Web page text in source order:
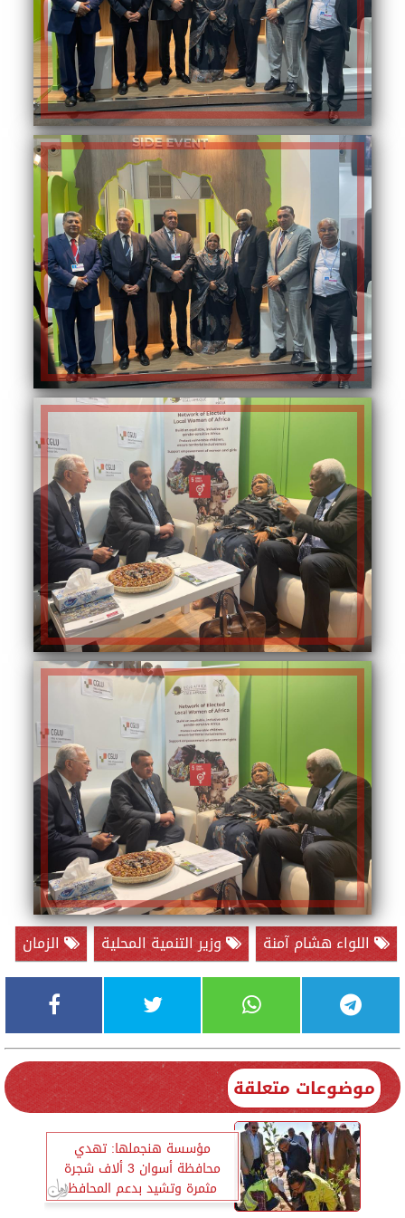
اللواء هشام آمنة وزير التنمية المحلية الزمان
موضوعات متعلقة
مؤسسة هنجملها: تهدي
محافظة أسوان 3 ألاف شجرة
مثمرة وتشيد بدعم المحافظ
للمبادرة